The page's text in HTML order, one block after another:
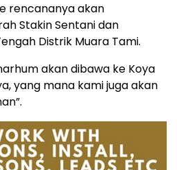
rencananya akan
Stakin Sentani dan
Distrik Muara Tami.
akan dibawa ke Koya
yang mana kami juga akan